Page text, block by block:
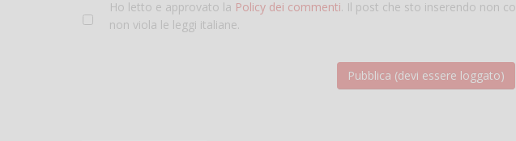
Ho letto e approvato la Policy dei commenti. Il post che sto inserendo non
non viola le leggi italiane.